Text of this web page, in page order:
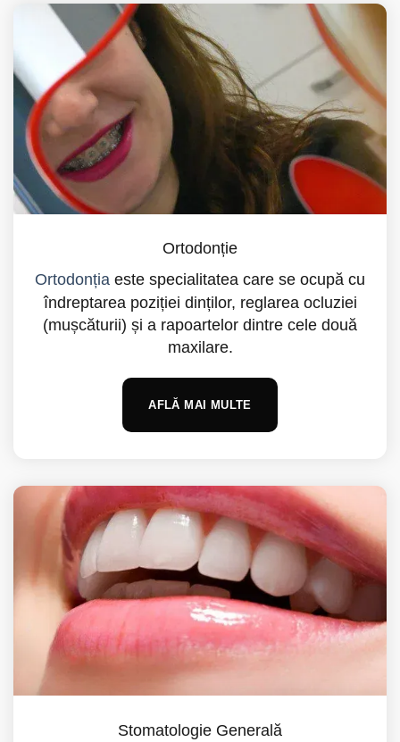
Ortodonție
Ortodonția este specialitatea care se ocupă cu
îndreptarea poziției dinților, reglarea ocluziei
(mușcăturii) și a rapoartelor dintre cele două
maxilare.
AFLĂ MAI MULTE
Stomatologie Generală